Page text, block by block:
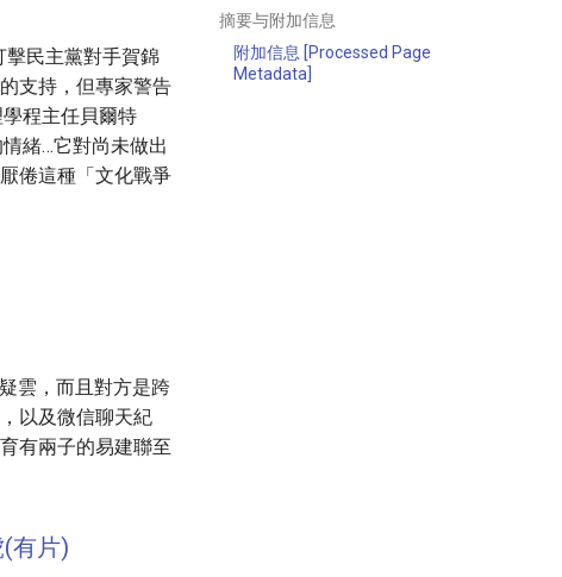
摘要与附加信息
附加信息 [Processed Page
Metadata]
擊民主黨對手賀錦
支持，但專家警告
程主任貝爾特
緒…它對尚未做出
倦這種「文化戰爭
雲，而且對方是跨
以及微信聊天紀
有兩子的易建聯至
有片)